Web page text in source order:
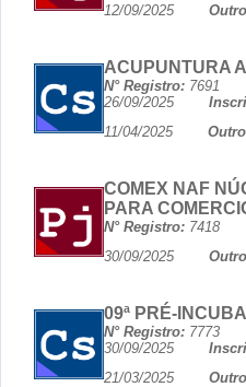
12/09/2025
ACUPUNTURA
N° Registro: 7691
26/09/2025
11/04/2025
COMEX NAF
PARA
N° Registro: 7418
30/09/2025
09ª PRÉ-
N° Registro: 7773
30/09/2025
21/03/2025